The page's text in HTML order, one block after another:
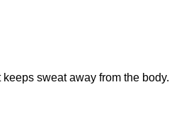
sweat away from the body.